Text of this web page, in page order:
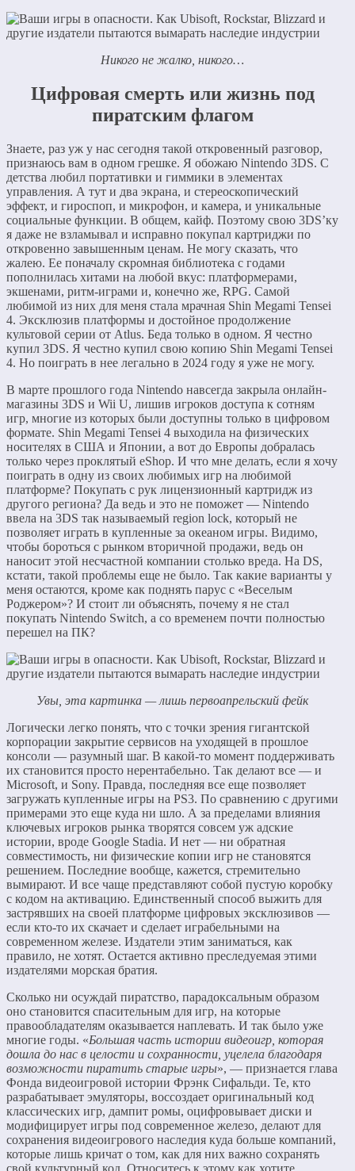
Никого не жалко, никого…
Цифровая смерть или жизнь под
пиратским флагом
Знаете, раз уж у нас сегодня такой откровенный разговор,
признаюсь вам в одном грешке. Я обожаю Nintendo 3DS. С
детства любил портативки и гиммики в элементах
управления. А тут и два экрана, и стереоскопический
эффект, и гироспоп, и микрофон, и камера, и уникальные
социальные функции. В общем, кайф. Поэтому свою 3DS’ку
я даже не взламывал и исправно покупал картриджи по
откровенно завышенным ценам. Не могу сказать, что
жалею. Ее поначалу скромная библиотека с годами
пополнилась хитами на любой вкус: платформерами,
экшенами, ритм-играми и, конечно же, RPG. Самой
любимой из них для меня стала мрачная Shin Megami Tensei
4. Эксклюзив платформы и достойное продолжение
культовой серии от Atlus. Беда только в одном. Я честно
купил 3DS. Я честно купил свою копию Shin Megami Tensei
4. Но поиграть в нее легально в 2024 году я уже не могу.
В марте прошлого года Nintendo навсегда закрыла онлайн-
магазины 3DS и Wii U, лишив игроков доступа к сотням
игр, многие из которых были доступны только в цифровом
формате. Shin Megami Tensei 4 выходила на физических
носителях в США и Японии, а вот до Европы добралась
только через проклятый eShop. И что мне делать, если я хочу
поиграть в одну из своих любимых игр на любимой
платформе? Покупать с рук лицензионный картридж из
другого региона? Да ведь и это не поможет — Nintendo
ввела на 3DS так называемый region lock, который не
позволяет играть в купленные за океаном игры. Видимо,
чтобы бороться с рынком вторичной продажи, ведь он
наносит этой несчастной компании столько вреда. На DS,
кстати, такой проблемы еще не было. Так какие варианты у
меня остаются, кроме как поднять парус с «Веселым
Роджером»? И стоит ли объяснять, почему я не стал
покупать Nintendo Switch, а со временем почти полностью
перешел на ПК?
Увы, эта картинка — лишь первоапрельский фейк
Логически легко понять, что с точки зрения гигантской
корпорации закрытие сервисов на уходящей в прошлое
консоли — разумный шаг. В какой-то момент поддерживать
их становится просто нерентабельно. Так делают все — и
Microsoft, и Sony. Правда, последняя все еще позволяет
загружать купленные игры на PS3. По сравнению с другими
примерами это еще куда ни шло. А за пределами влияния
ключевых игроков рынка творятся совсем уж адские
истории, вроде Google Stadia. И нет — ни обратная
совместимость, ни физические копии игр не становятся
решением. Последние вообще, кажется, стремительно
вымирают. И все чаще представляют собой пустую коробку
с кодом на активацию. Единственный способ выжить для
застрявших на своей платформе цифровых эксклюзивов —
если кто-то их скачает и сделает играбельными на
современном железе. Издатели этим заниматься, как
правило, не хотят. Остается активно преследуемая этими
издателями морская братия.
Сколько ни осуждай пиратство, парадоксальным образом
оно становится спасительным для игр, на которые
правообладателям оказывается наплевать. И так было уже
многие годы. «Большая часть истории видеоигр, которая
дошла до нас в целости и сохранности, уцелела благодаря
возможности пиратить старые игры», — признается глава
Фонда видеоигровой истории Фрэнк Сифальди. Те, кто
разрабатывает эмуляторы, воссоздает оригинальный код
классических игр, дампит ромы, оцифровывает диски и
модифицирует игры под современное железо, делают для
сохранения видеоигрового наследия куда больше компаний,
которые лишь кричат о том, как для них важно сохранять